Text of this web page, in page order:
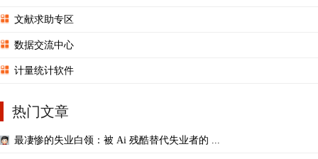
文献求助专区
数据交流中心
计量统计软件
热门文章
最凄惨的失业白领：被 Ai 残酷替代失业者的 ...